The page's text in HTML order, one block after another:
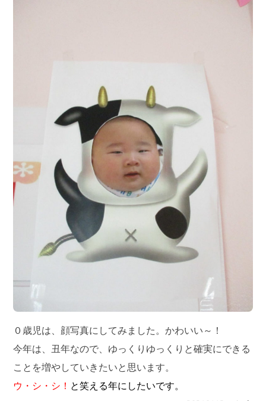
０歳児は、顔写真にしてみました。かわいい～！
今年は、丑年なので、ゆっくりゆっくりと確実にできる
ことを増やしていきたいと思います。
ウ・シ・シ！ と笑える年にしたいです。